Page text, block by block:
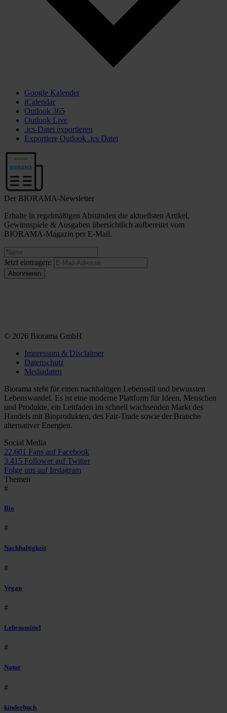
Google Kalender
iCalendar
Outlook 365
Outlook Live
.ics-Datei exportieren
Exportiere Outlook .ics Datei
Der BIORAMA-Newsletter
Erhalte in regelmäßigen Abständen die aktuellsten Artikel,
Gewinnspiele & Ausgaben übersichtlich aufbereitet vom
BIORAMA-Magazin per E-Mail.
Jetzt eintragen:
© 2026 Biorama GmbH
Impressum & Disclaimer
Datenschutz
Mediadaten
Biorama steht für einen nachhaltigen Lebensstil und bewussten
Lebenswandel. Es ist eine moderne Plattform für Ideen, Menschen
und Produkte, ein Leitfaden im schnell wachsenden Markt des
Handels mit Bioprodukten, des Fair-Trade sowie der Branche
alternativer Energien.
Social Media
22.601 Fans auf Facebook
3.415 Follower auf Twitter
Folge uns auf Instagram
Themen
#
Bio
#
Nachhaltigkeit
#
Vegan
#
Lebensmittel
#
Natur
#
kinderbuch